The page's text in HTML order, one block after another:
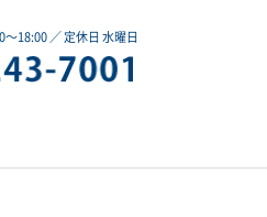
～18:00 ／ 定休日 水曜日